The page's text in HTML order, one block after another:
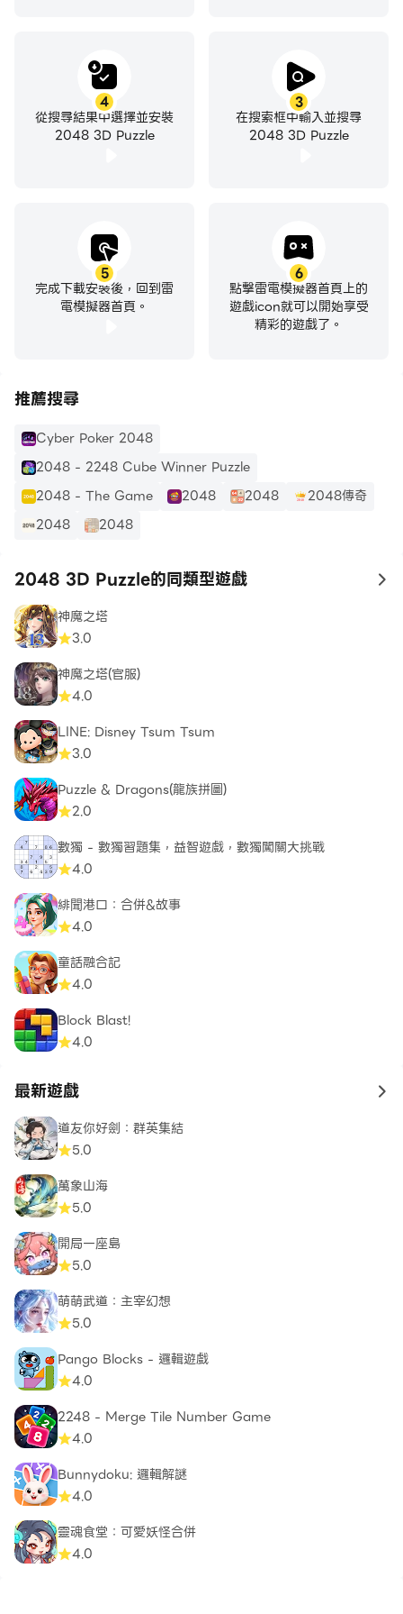
3
在搜索框中輸入並搜尋
2048 3D Puzzle
4
從搜尋結果中選擇並安裝
2048 3D Puzzle
5
完成下載安裝後，回到雷
電模擬器首頁。
6
點擊雷電模擬器首頁上的
遊戲icon就可以開始享受
精彩的遊戲了。
推薦搜尋
Cyber Poker 2048
2048 - 2248 Cube Winner Puzzle
2048 - The Game
2048 2048
2048傳奇
2048
2048
2048 3D Puzzle的同類型遊戲 to
神魔之塔
3.0
神魔之塔(官服)
4.0
LINE: Disney Tsum Tsum
3.0
Puzzle & Dragons(龍族拼圖)
2.0
數獨 - 數獨習題集，益智遊戲，數獨闖關大挑戰
4.0
緋聞港口：合併&故事
4.0
童話融合記
4.0
Block Blast!
4.0
最新遊戲 to
道友你好劍：群英集結
5.0
萬象山海
5.0
開局一座島
5.0
萌萌武道：主宰幻想
5.0
Pango Blocks - 邏輯遊戲
4.0
2248 - Merge Tile Number Game
4.0
Bunnydoku: 邏輯解謎
4.0
靈魂食堂：可愛妖怪合併
4.0